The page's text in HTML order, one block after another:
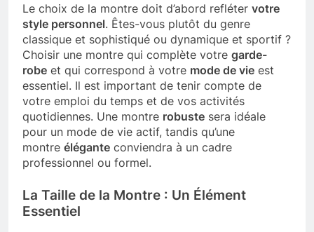
Le choix de la montre doit d’abord refléter votre
style personnel. Êtes-vous plutôt du genre
classique et sophistiqué ou dynamique et sportif ?
Choisir une montre qui complète votre garde-
robe et qui correspond à votre mode de vie est
essentiel. Il est important de tenir compte de
votre emploi du temps et de vos activités
quotidiennes. Une montre robuste sera idéale
pour un mode de vie actif, tandis qu’une
montre élégante conviendra à un cadre
professionnel ou formel.
La Taille de la Montre : Un Élément
Essentiel